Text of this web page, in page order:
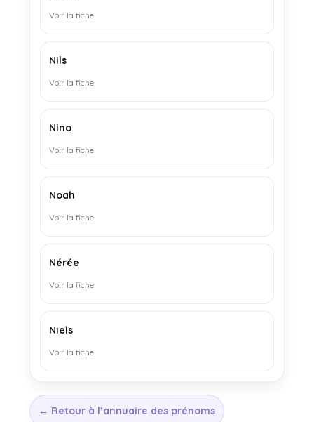
Voir la fiche
Nils
Voir la fiche
Nino
Voir la fiche
Noah
Voir la fiche
Nérée
Voir la fiche
Niels
Voir la fiche
← Retour à l’annuaire des prénoms